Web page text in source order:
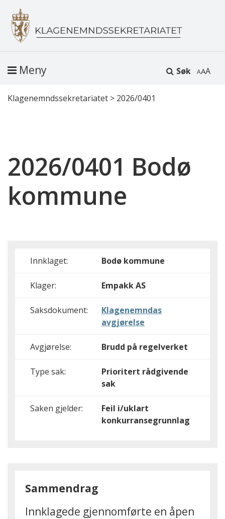
Søk A
Meny
Klagenemndssekretariatet > 2026/0401
2026/0401 Bodø
kommune
Innklaget: Bodø kommune
Klager: Empakk AS
Saksdokument:
Klagenemndas
avgjørelse
Avgjørelse: Brudd på regelverket
Type sak:
Prioritert rådgivende
sak
Saken gjelder:
Feil i/uklart
konkurransegrunnlag
Sammendrag
Innklagede gjennomførte en åpen